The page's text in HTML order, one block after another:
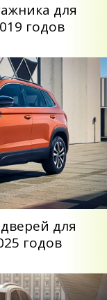
для
годов
для
годов